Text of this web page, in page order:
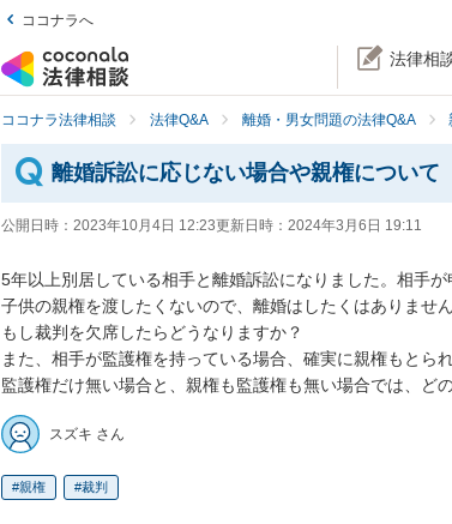
ココナラへ
法律相
ココナラ法律相談 法律Q&A 離婚・男女問題の法律Q&A
離婚訴訟に応じない場合や親権について
公開日時： 2023年10月4日 12:23更新日時： 2024年3月6日 19:11
5年以上別居している相手と離婚訴訟になりました。相手
子供の親権を渡したくないので、離婚はしたくはありません
もし裁判を欠席したらどうなりますか？
また、相手が監護権を持っている場合、確実に親権もとら
監護権だけ無い場合と、親権も監護権も無い場合では、ど
スズキ さん
親権 裁判